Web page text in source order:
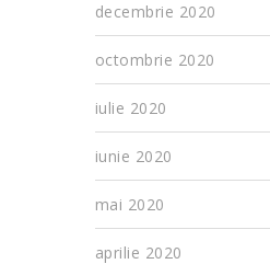
decembrie 2020
octombrie 2020
iulie 2020
iunie 2020
mai 2020
aprilie 2020